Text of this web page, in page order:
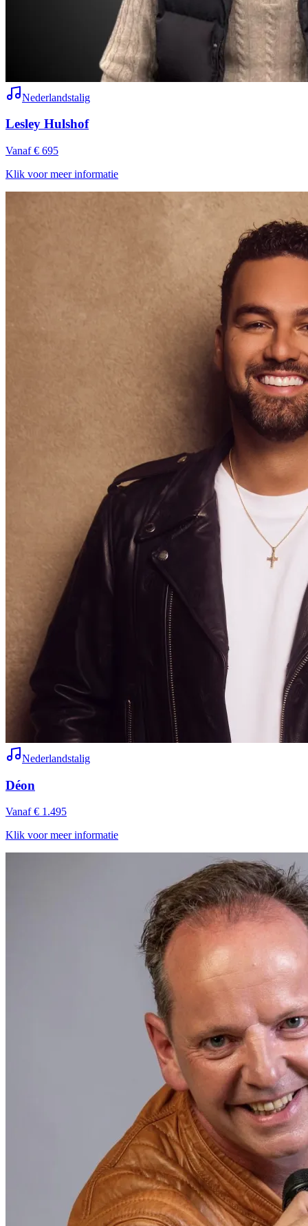
Nederlandstalig
Lesley Hulshof
Vanaf € 695
Klik voor meer informatie
Nederlandstalig
Déon
Vanaf € 1.495
Klik voor meer informatie